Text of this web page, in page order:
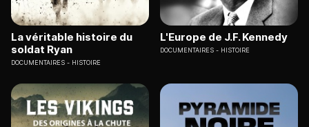
La véritable histoire du
soldat Ryan
DOCUMENTAIRES HISTOIRE
L'Europe de J.F. Kennedy
DOCUMENTAIRES HISTOIRE